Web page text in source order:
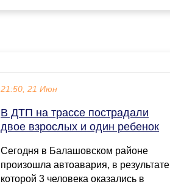
21:50, 21 Июн
В ДТП на трассе пострадали
двое взрослых и один ребенок
Сегодня в Балашовском районе
произошла автоавария, в результате
которой 3 человека оказались в